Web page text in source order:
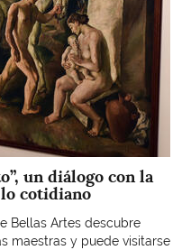
un diálogo con la
cotidiano
Bellas Artes descubre
maestras y puede visitarse